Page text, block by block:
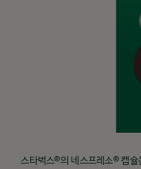
스타벅스®의 네스프레소®캡슐
지, 라틴 아메
이 지역의 원두